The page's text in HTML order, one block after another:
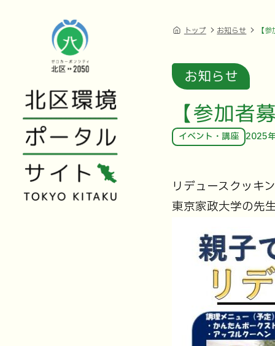
トップ お知らせ 【
お知らせ
【参加者
イベント・講座 2025
リデュースクッキ
東京家政大学の先